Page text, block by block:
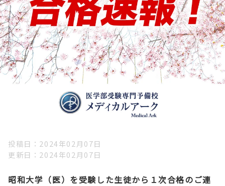
投稿日
2024年02月07日
更新日
2024年02月07日
昭和大学（医）を受験した生徒から１次合格のご連